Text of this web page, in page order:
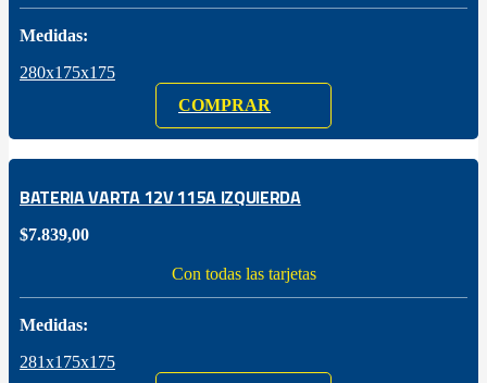
Medidas:
280x175x175
COMPRAR
BATERIA VARTA 12V 115A IZQUIERDA
$7.839,00
Con todas las tarjetas
Medidas:
281x175x175